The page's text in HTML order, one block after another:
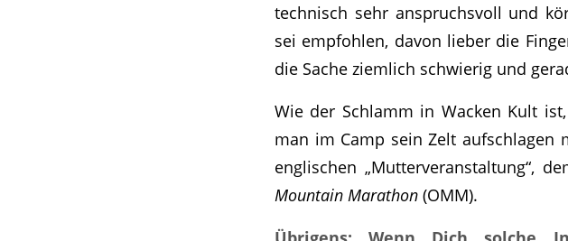
technisch sehr anspruchsvoll und
sei empfohlen, davon lieber die
die Sache ziemlich schwierig und
Wie der Schlamm in Wacken Kult
man im Camp sein Zelt aufschlagen
englischen „Mutterveranstaltung“,
Mountain Marathon (OMM).